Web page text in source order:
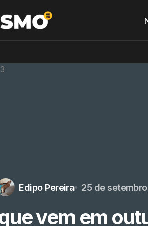
Edipo Pereira 25 de
vem em